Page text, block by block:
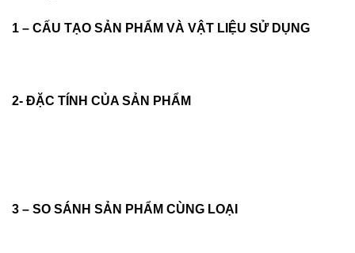
1 – CẤU TẠO SẢN PHẨM VÀ VẬT LIỆU SỬ DỤNG
2- ĐẶC TÍNH CỦA SẢN PHẨM
3 – SO SÁNH SẢN PHẨM CÙNG LOẠI